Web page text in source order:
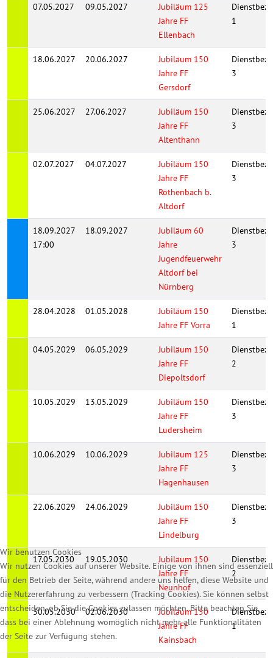
07.05.2027 09.05.2027
Jubiläum 125
Jahre FF
Ellenbach
1
18.06.2027 20.06.2027
Jubiläum 150
Jahre FF
Gersdorf
3
25.06.2027 27.06.2027
Jubiläum 150
Jahre FF
Altenthann
3
02.07.2027 04.07.2027
Jubiläum 150
Jahre FF
Röthenbach b.
Altdorf
3
18.09.2027
17:00
18.09.2027
Jubiläum 60
Jahre
Jugendfeuerwehr
Altdorf bei
Nürnberg
3
28.04.2028 01.05.2028
Jubiläum 150
Jahre FF Vorra
1
04.05.2029 06.05.2029
Jubiläum 150
Jahre FF
Diepoltsdorf
2
10.05.2029 13.05.2029
Jubiläum 150
Jahre FF
Ludersheim
3
10.06.2029 10.06.2029
Jubiläum 125
Jahre FF
Hagenhausen
3
22.06.2029 24.06.2029
Jubiläum 150
Jahre FF
Lindelburg
3
17.05.2030 19.05.2030
Jubiläum 150
Jahre FF
Neunhof
2
30.05.2030 02.06.2030
Jubiläum 150
Jahre FF
Kainsbach
1
Wir benutzen Cookies
Wir nutzen Cookies auf unserer Website. Einige von ihnen sind essenziell
für den Betrieb der Seite, während andere uns helfen, diese Website und
die Nutzererfahrung zu verbessern (Tracking Cookies). Sie können selbst
entscheiden, ob Sie die Cookies zulassen möchten. Bitte beachten Sie,
dass bei einer Ablehnung womöglich nicht mehr alle Funktionalitäten
der Seite zur Verfügung stehen.